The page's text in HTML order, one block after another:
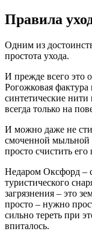
Правила
Одним из
простота ухода.
И прежде всего это
Рогожковая фактура
синтетические
всегда только на
И можно даже не
смоченной мыльной
просто счистить
Недаром Оксфорд –
туристического
загрязнения – это
просто – нужно
сильно тереть при
впиталось.